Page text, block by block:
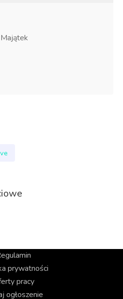
Majątek
prywatności
pracy
ogłoszenie